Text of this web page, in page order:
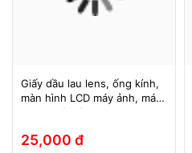
Giấy dầu lau lens, ống kính,
màn hình LCD máy ảnh, máy
quay, máy tính, laptop, điện
25,000 đ